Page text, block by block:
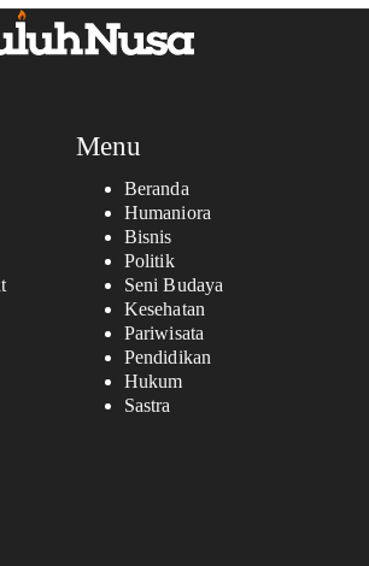
Menu
Beranda
Humaniora
Bisnis
Politik
Seni Budaya
Kesehatan
Pariwisata
Pendidikan
Hukum
Sastra